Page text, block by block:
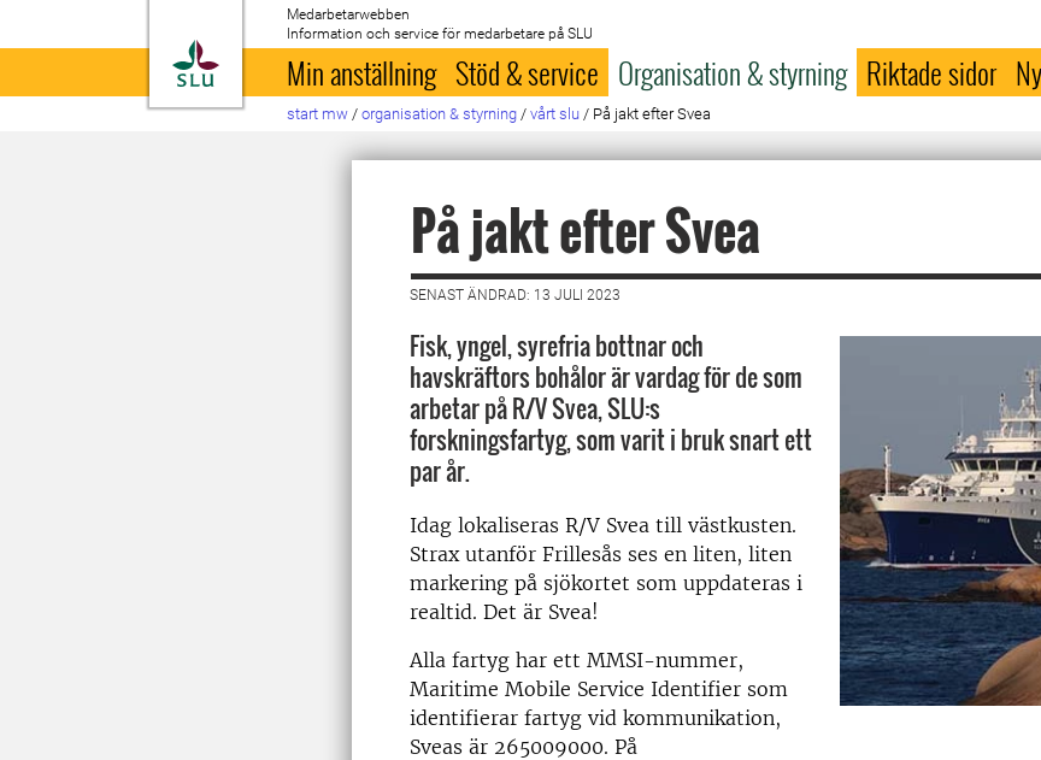
Till startsida
Medarbetarwebben
Information och service för medarbetare på SLU
Min anställning Stöd & service Organisation & styrning Riktade sidor
start mw / organisation & styrning / vårt slu / På jakt efter Svea
På jakt efter Svea
SENAST ÄNDRAD: 13 JULI 2023
Fisk, yngel, syrefria bottnar och
havskräftors bohålor är vardag för de som
arbetar på R/V Svea, SLU:s
forskningsfartyg, som varit i bruk snart ett
par år.
Idag lokaliseras R/V Svea till västkusten.
Strax utanför Frillesås ses en liten, liten
markering på sjökortet som uppdateras i
realtid. Det är Svea!
Alla fartyg har ett MMSI-nummer,
Maritime Mobile Service Identifier som
identifierar fartyg vid kommunikation,
Sveas är 265009000. På